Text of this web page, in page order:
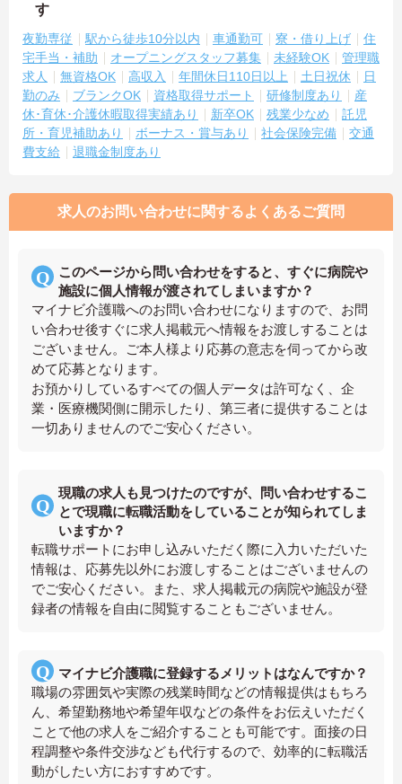
す
夜勤専従 駅から徒歩10分以内 車通勤可 寮・借り上げ
住
宅手当・補助
オープニングスタッフ募集 未経験OK
管理職
求人
無資格OK 高収入 年間休日110日以上 土日祝休
日
勤のみ
ブランクOK 資格取得サポート 研修制度あり
産
休･育休･介護休暇取得実績あり
新卒OK 残業少なめ
託児
所・育児補助あり
ボーナス・賞与あり 社会保険完備
交通
費支給
退職金制度あり
求人のお問い合わせに関するよくあるご質問
このページから問い合わせをすると、すぐに病院や
施設に個人情報が渡されてしまいますか？
マイナビ介護職へのお問い合わせになりますので、お問
い合わせ後すぐに求人掲載元へ情報をお渡しすることは
ございません。ご本人様より応募の意志を伺ってから改
めて応募となります。
お預かりしているすべての個人データは許可なく、企
業・医療機関側に開示したり、第三者に提供することは
一切ありませんのでご安心ください。
現職の求人も見つけたのですが、問い合わせするこ
とで現職に転職活動をしていることが知られてしま
いますか？
転職サポートにお申し込みいただく際に入力いただいた
情報は、応募先以外にお渡しすることはございませんの
でご安心ください。また、求人掲載元の病院や施設が登
録者の情報を自由に閲覧することもございません。
マイナビ介護職に登録するメリットはなんですか？
職場の雰囲気や実際の残業時間などの情報提供はもちろ
ん、希望勤務地や希望年収などの条件をお伝えいただく
ことで他の求人をご紹介することも可能です。面接の日
程調整や条件交渉なども代行するので、効率的に転職活
動がしたい方におすすめです。